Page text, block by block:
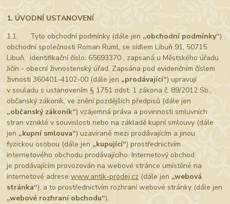
1. ÚVODNÍ USTANOVENÍ
1.1. Tyto obchodní podmínky (dále jen „obchodní podmínky“)
obchodní společnosti Roman Ruml, se sídlem Libuň 91, 50715
Libuň, identifikační číslo: 65693370 , zapsaná u Městského úřadu
Jičín - obecní živnostenský úřad. Zapsána pod evidenčním číslem
živnosti 360401-4102-00 (dále jen „prodávající“) upravují
v souladu s ustanovením § 1751 odst. 1 zákona č. 89/2012 Sb.,
občanský zákoník, ve znění pozdějších předpisů (dále jen
„občanský zákoník“) vzájemná práva a povinnosti smluvních
stran vzniklé v souvislosti nebo na základě kupní smlouvy (dále
jen „kupní smlouva“) uzavírané mezi prodávajícím a jinou
fyzickou osobou (dále jen „kupující“) prostřednictvím
internetového obchodu prodávajícího. Internetový obchod
je prodávajícím provozován na webové stránce umístěné na
internetové adresewww.antik-prodej.cz (dále jen „webová
stránka“), a to prostřednictvím rozhraní webové stránky (dále jen
„webové rozhraní obchodu“).